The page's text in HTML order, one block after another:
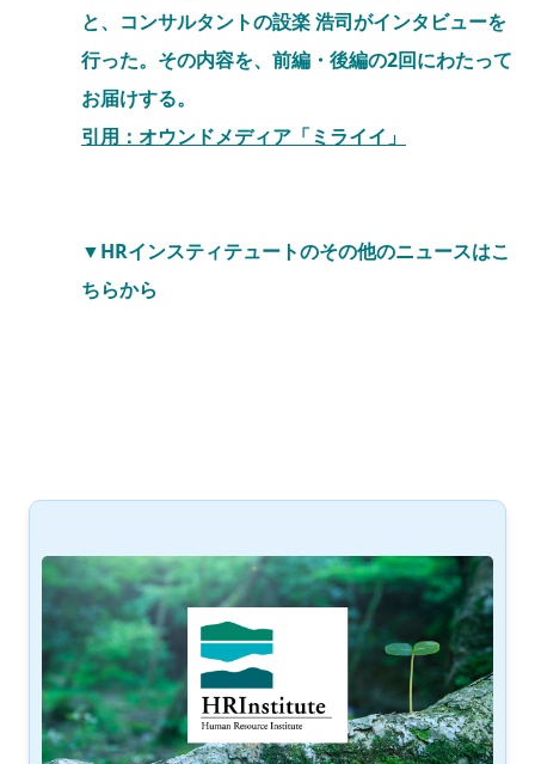
と、コンサルタントの設楽 浩司がインタビューを
行った。その内容を、前編・後編の2回にわたって
お届けする。
引用：オウンドメディア「ミライイ」
▼HRインスティテュートのその他のニュースはこ
ちらから